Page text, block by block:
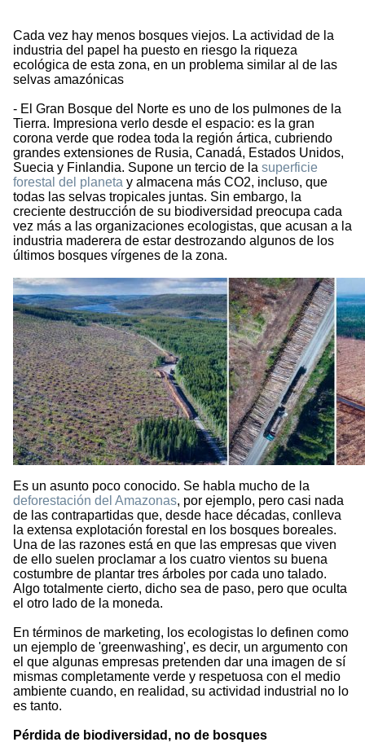
Cada vez hay menos bosques viejos. La actividad de la
industria del papel ha puesto en riesgo la riqueza
ecológica de esta zona, en un problema similar al de las
selvas amazónicas
- El Gran Bosque del Norte es uno de los pulmones de la
Tierra. Impresiona verlo desde el espacio: es la gran
corona verde que rodea toda la región ártica, cubriendo
grandes extensiones de Rusia, Canadá, Estados Unidos,
Suecia y Finlandia. Supone un tercio de la superficie
forestal del planeta y almacena más CO2, incluso, que
todas las selvas tropicales juntas. Sin embargo, la
creciente destrucción de su biodiversidad preocupa cada
vez más a las organizaciones ecologistas, que acusan a la
industria maderera de estar destrozando algunos de los
últimos bosques vírgenes de la zona.
Es un asunto poco conocido. Se habla mucho de la
deforestación del Amazonas, por ejemplo, pero casi nada
de las contrapartidas que, desde hace décadas, conlleva
la extensa explotación forestal en los bosques boreales.
Una de las razones está en que las empresas que viven
de ello suelen proclamar a los cuatro vientos su buena
costumbre de plantar tres árboles por cada uno talado.
Algo totalmente cierto, dicho sea de paso, pero que oculta
el otro lado de la moneda.
En términos de marketing, los ecologistas lo definen como
un ejemplo de 'greenwashing', es decir, un argumento con
el que algunas empresas pretenden dar una imagen de sí
mismas completamente verde y respetuosa con el medio
ambiente cuando, en realidad, su actividad industrial no lo
es tanto.
Pérdida de biodiversidad, no de bosques